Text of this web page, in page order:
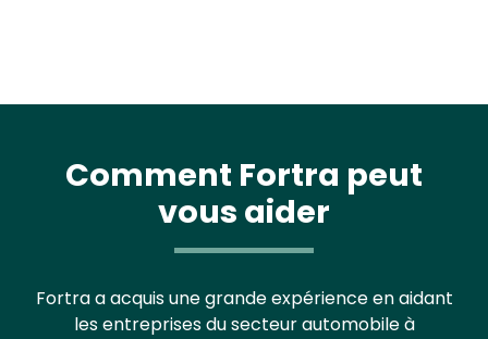
Comment Fortra peut
vous aider
Fortra a acquis une grande expérience en aidant
les entreprises du secteur automobile à